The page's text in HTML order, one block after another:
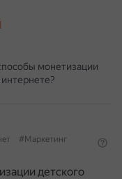
монетизации
#Маркетинг
детского